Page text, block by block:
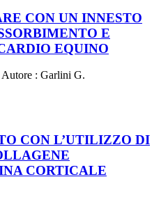
CON UN INNESTO
E
EQUINO
Autore : Garlini G.
CON L’UTILIZZO DI
CORTICALE